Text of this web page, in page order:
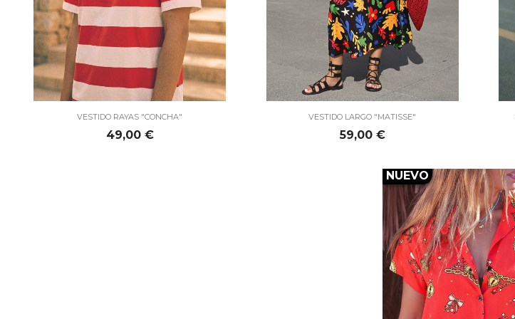
VESTIDO RAYAS "CONCHA"
Precio
49,00 €
Vista rápida VESTIDO LARGO "MATISSE"
Precio
59,00 €
Vista rápida
NUEVO